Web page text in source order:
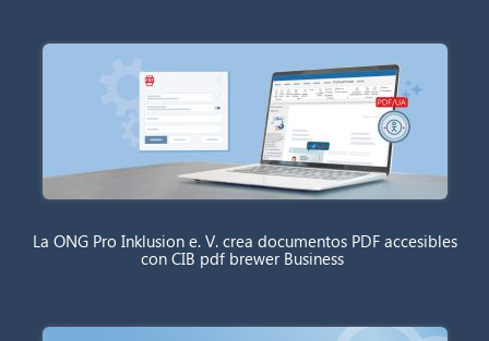
La ONG Pro Inklusion e. V. crea documentos PDF accesibles
con CIB pdf brewer Business